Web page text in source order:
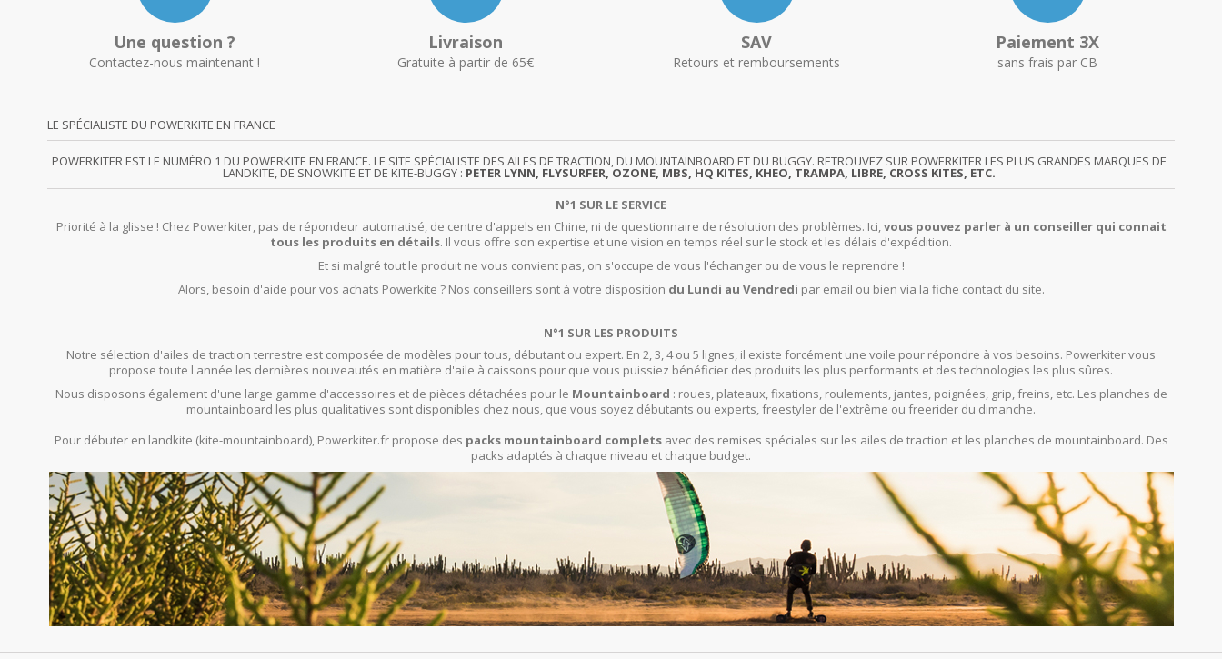
Une question ?
Contactez-nous maintenant !
Livraison
Gratuite à partir de 65€
SAV
Retours et remboursements
Paiement 3X
sans frais par CB
LE SPÉCIALISTE DU POWERKITE EN FRANCE
POWERKITER EST LE NUMÉRO 1 DU POWERKITE EN FRANCE. LE SITE SPÉCIALISTE DES AILES DE TRACTION, DU MOUNTAINBOARD ET DU BUGGY. RETROUVEZ SUR POWERKITER LES PLUS GRANDES MARQUES DE
LANDKITE, DE SNOWKITE ET DE KITE-BUGGY : PETER LYNN, FLYSURFER, OZONE, MBS, HQ KITES, KHEO, TRAMPA, LIBRE, CROSS KITES, ETC.
N°1 SUR LE SERVICE
Priorité à la glisse ! Chez Powerkiter, pas de répondeur automatisé, de centre d'appels en Chine, ni de questionnaire de résolution des problèmes. Ici,vous pouvez parler à un conseiller qui connait
tous les produits en détails. Il vous offre son expertise et une vision en temps réel sur le stock et les délais d'expédition.
Et si malgré tout le produit ne vous convient pas, on s'occupe de vous l'échanger ou de vous le reprendre !
Alors, besoin d'aide pour vos achats Powerkite ? Nos conseillers sont à votre disposition du Lundi au Vendredi par email ou bien via la fiche contact du site.
N°1 SUR LES PRODUITS
Notre sélection d'ailes de traction terrestre est composée de modèles pour tous, débutant ou expert. En 2, 3, 4 ou 5 lignes, il existe forcément une voile pour répondre à vos besoins. Powerkiter vous
propose toute l'année les dernières nouveautés en matière d'aile à caissons pour que vous puissiez bénéficier des produits les plus performants et des technologies les plus sûres.
Nous disposons également d'une large gamme d'accessoires et de pièces détachées pour le Mountainboard : roues, plateaux, fixations, roulements, jantes, poignées, grip, freins, etc. Les planches de
mountainboard les plus qualitatives sont disponibles chez nous, que vous soyez débutants ou experts, freestyler de l'extrême ou freerider du dimanche.
Pour débuter en landkite (kite-mountainboard), Powerkiter.fr propose des packs mountainboard completsavec des remises spéciales sur les ailes de traction et les planches de mountainboard. Des
packs adaptés à chaque niveau et chaque budget.